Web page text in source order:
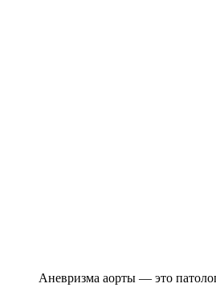
Аневризма аорты — это